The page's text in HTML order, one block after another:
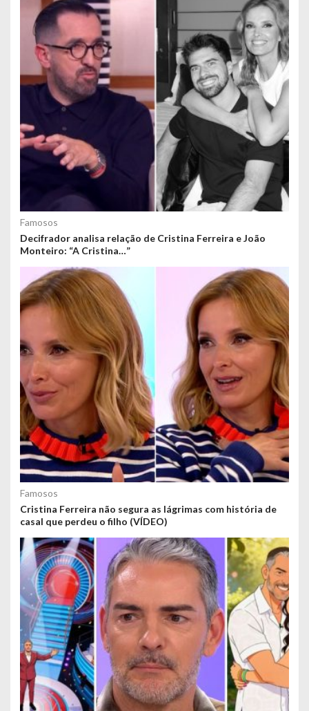
Famosos
Decifrador analisa relação de Cristina Ferreira e João
Monteiro: “A Cristina…”
Famosos
Cristina Ferreira não segura as lágrimas com história de
casal que perdeu o filho (VÍDEO)